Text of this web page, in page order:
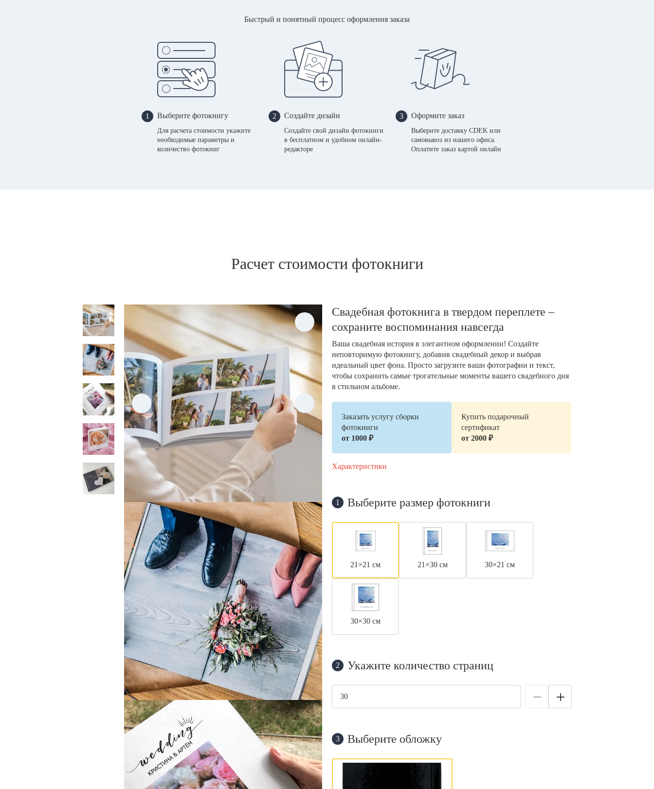
Быстрый и понятный процесс оформления заказа
1 Выберите фотокнигу
Для расчета стоимости укажите
необходимые параметры и
количество фотокниг
2 Создайте дизайн
Создайте свой дизайн фотокниги
в бесплатном и удобном онлайн-
редакторе
3 Оформите заказ
Выберите доставку CDEK или
самовывоз из нашего офиса.
Оплатите заказ картой онлайн
Расчет стоимости фотокниги
Свадебная фотокнига в твердом переплете –
сохраните воспоминания навсегда
Ваша свадебная история в элегантном оформлении! Создайте
неповторимую фотокнигу, добавив свадебный декор и выбрав
идеальный цвет фона. Просто загрузите ваши фотографии и текст,
чтобы сохранить самые трогательные моменты вашего свадебного дня
в стильном альбоме.
Заказать услугу сборки
фотокниги
от 1000 ₽
Купить подарочный
сертификат
от 2000 ₽
Характеристики
1 Выберите размер фотокниги
21×21 см 21×30 см 30×21 см
30×30 см
2 Укажите количество страниц
3 Выберите обложку